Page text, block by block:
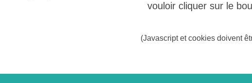
vouloir cliquer sur le
(Javascript et cookies doivent